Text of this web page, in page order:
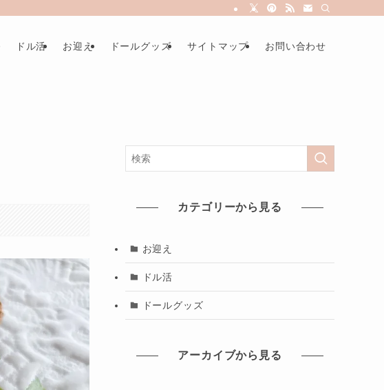
ドル活 お迎え ドールグッズ サイトマップ お問い合わせ
カテゴリーから見る
お迎え
ドル活
ドールグッズ
アーカイブから見る